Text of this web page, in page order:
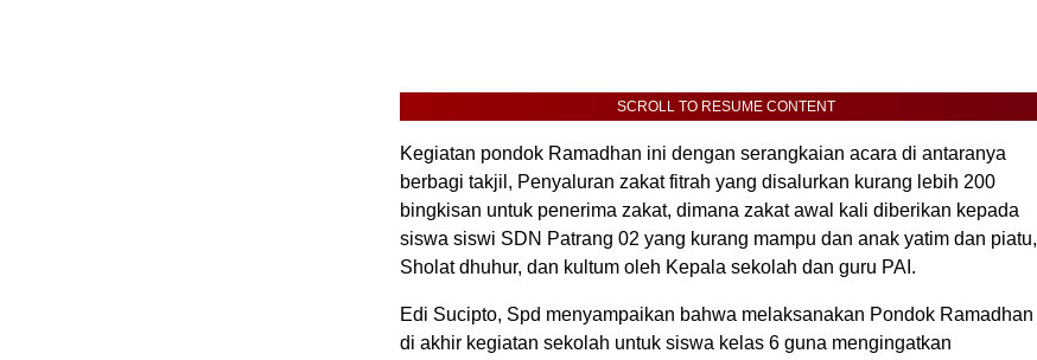
SCROLL TO RESUME CONTENT
Kegiatan pondok Ramadhan ini dengan serangkaian acara di antaranya
berbagi takjil, Penyaluran zakat fitrah yang disalurkan kurang lebih 200
bingkisan untuk penerima zakat, dimana zakat awal kali diberikan kepada
siswa siswi SDN Patrang 02 yang kurang mampu dan anak yatim dan piatu,
Sholat dhuhur, dan kultum oleh Kepala sekolah dan guru PAI.
Edi Sucipto, Spd menyampaikan bahwa melaksanakan Pondok Ramadhan
di akhir kegiatan sekolah untuk siswa kelas 6 guna mengingatkan